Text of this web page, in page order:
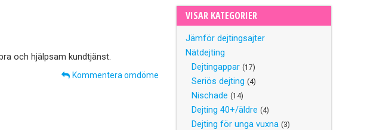
och hjälpsam kundtjänst.
Kommentera omdöme
VISAR KATEGORIER
Jämför dejtingsajter
Nätdejting
Dejtingappar (17)
Seriös dejting (4)
Nischade (14)
Dejting 40+/äldre (4)
Dejting för unga vuxna (3)